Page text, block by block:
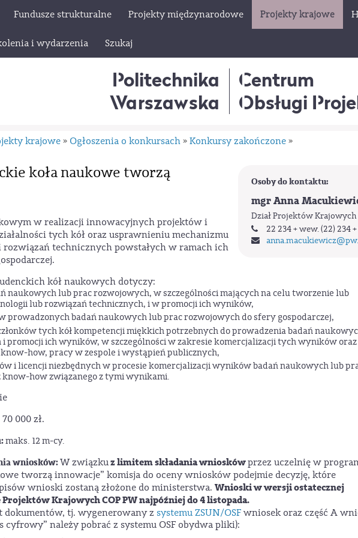
Fundusze strukturalne Projekty międzynarodowe Projekty krajowe
i wydarzenia Szukaj
Politechnika
Warszawska
Centrum
Obsługi
krajowe » Ogłoszenia o konkursach » Konkursy zakończone »
Osoby do kontaktu:
mgr Anna
Dział Projektów Krajowych
22 234 + wew. (22) 234
anna.macukiewicz
koła naukowe tworzą
w realizacji innowacyjnych projektów i
tych kół oraz usprawnieniu mechanizmu
technicznych powstałych w ramach ich
kół naukowych dotyczy:
naukowych lub prac rozwojowych, w szczególności mających na celu tworzenie lub
lub rozwiązań technicznych, i w promocji ich wyników,
badań naukowych lub prac rozwojowych do sfery gospodarczej,
tych kół kompetencji miękkich potrzebnych do prowadzenia badań
promocji ich wyników, w szczególności w zakresie komercjalizacji tych wyników oraz
how, pracy w zespole i wystąpień publicznych,
i licencji niezbędnych w procesie komercjalizacji wyników badań naukowych lub
how związanego z tymi wynikami.
000 zł.
maks. 12 m-cy.
wniosków:W związkuz limitem składania wnioskówprzez uczelnię w
tworzą innowacje” komisja do oceny wniosków podejmie decyzję, które
wnioski zostaną złożone do ministerstwa. Wnioski w wersji ostatecznej
Projektów Krajowych COP PW najpóźniej do 4 listopada.
dokumentów, tj. wygenerowany z systemu ZSUN/OSF wniosek oraz część A
cyfrowy” należy pobrać z systemu OSF obydwa pliki):